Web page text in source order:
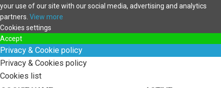
your use of our site with our social media, advertising and analytics
partners. View more
Cookies settings
Accept
Privacy & Cookie policy
Privacy & Cookies policy
Cookies list